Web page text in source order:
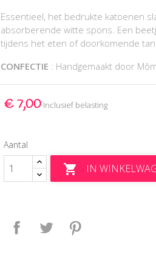
Essentieel, het bedrukte katoenen
absorberende witte spons. Een
tijdens het eten of doorkomende
CONFECTIE : Handgemaakt door
€ 7,00 Inclusief belasting
Aantal
 IN
Delen Tweet